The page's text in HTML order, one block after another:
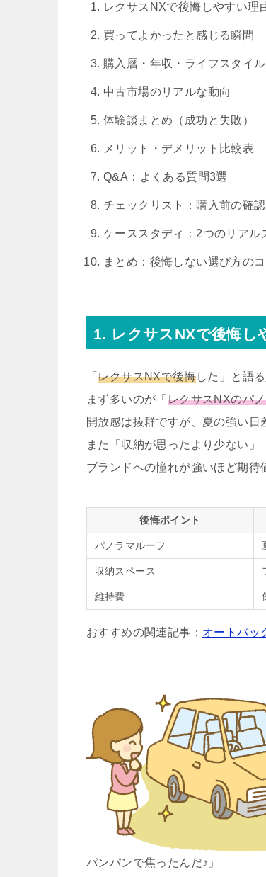
レクサスNXで後悔しやすい理
買ってよかったと感じる瞬間
購入層・年収・ライフスタイ
中古市場のリアルな動向
体験談まとめ（成功と失敗）
メリット・デメリット比較表
Q&A：よくある質問3選
チェックリスト：購入前の確認
ケーススタディ：2つのリアル
まとめ：後悔しない選び方の
1. レクサスNXで後悔し
「レクサスNXで後悔した」と語
まず多いのが「 レクサスNXのパ
開放感は抜群ですが、夏の強い日
また「収納が思ったより少ない」
ブランドへの憧れが強いほど期待
後悔ポイント
パノラマルーフ
収納スペース
維持費
おすすめの関連記事： オートバッ
パンパンで焦ったんだ♪」